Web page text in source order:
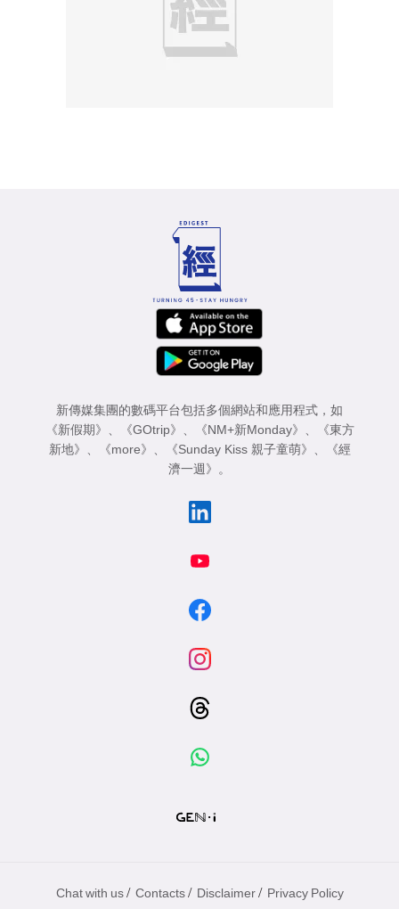
新傳媒集團的數碼平台包括多個網站和應用程式，如
《新假期》
《GOtrip》 《NM+新Monday》
《東方
新地》
《more》 《Sunday Kiss 親子童萌》
《經
濟一週》
。
Chat with us / Contacts / Disclaimer / Privacy Policy